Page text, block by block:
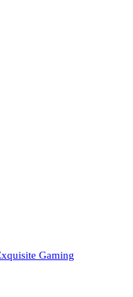
Gaming